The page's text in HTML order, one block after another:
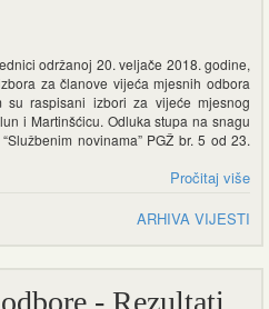
održanoj 20. veljače 2018. godine,
za članove vijeća mjesnih odbora
su raspisani izbori za vijeće mjesnog
i Martinšćicu. Odluka stupa na snagu
novinama” PGŽ br. 5 od 23.
Pročitaj više
ARHIVA VIJESTI
- Rezultati